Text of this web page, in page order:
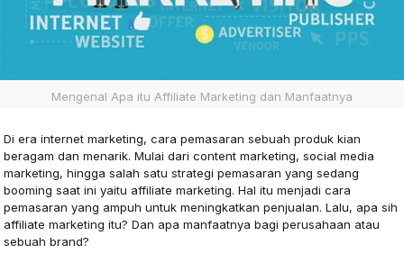
Mengenal Apa itu Affiliate Marketing dan Manfaatnya
Di era internet marketing, cara pemasaran sebuah produk kian
beragam dan menarik. Mulai dari content marketing, social media
marketing, hingga salah satu strategi pemasaran yang sedang
booming saat ini yaitu affiliate marketing. Hal itu menjadi cara
pemasaran yang ampuh untuk meningkatkan penjualan. Lalu, apa sih
affiliate marketing itu? Dan apa manfaatnya bagi perusahaan atau
sebuah brand?